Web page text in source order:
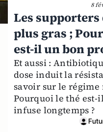
8
Les
plus gras ;
est-il un bon
Et aussi :
dose induit la
savoir sur le
Pourquoi le thé
infuse longtemps ?